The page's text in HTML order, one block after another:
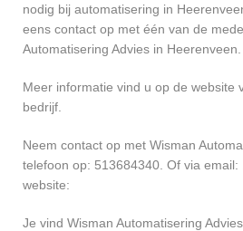
nodig bij automatisering in
eens contact op met één van de
Automatisering Advies in Heerenveen.
Meer informatie vind u op de website
bedrijf.
Neem contact op met Wisman
telefoon op: 513684340. Of via email:
website:
Je vind Wisman Automatisering